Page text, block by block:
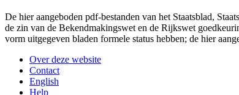
De hier aangeboden pdf-bestanden van het Staatsblad,
de zin van de Bekendmakingswet en de Rijkswet
vorm uitgegeven bladen formele status hebben; de hier
Over deze website
Contact
English
Help